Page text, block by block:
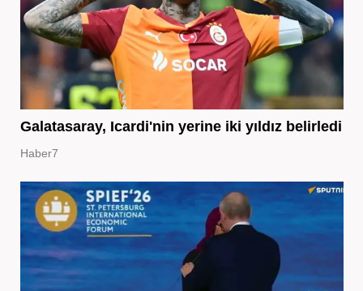
Galatasaray, Icardi'nin yerine iki yıldız belirledi
Haber7